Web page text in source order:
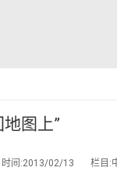
图上”
” 时间:2013/02/13 栏